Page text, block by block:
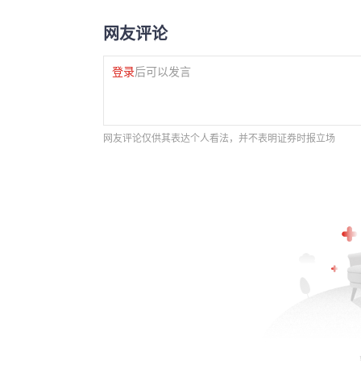
网友评论
登录后可以发言
网友评论仅供其表达个人看法，并不表明证券时报立场